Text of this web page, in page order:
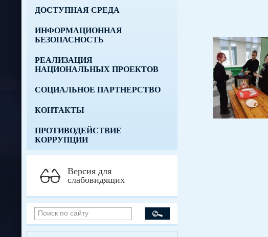
ДОСТУПНАЯ СРЕДА
ИНФОРМАЦИОННАЯ
БЕЗОПАСНОСТЬ
РЕАЛИЗАЦИЯ
НАЦИОНАЛЬНЫХ ПРОЕКТОВ
СОЦИАЛЬНОЕ ПАРТНЕРСТВО
КОНТАКТЫ
ПРОТИВОДЕЙСТВИЕ
КОРРУПЦИИ
Версия для
слабовидящих